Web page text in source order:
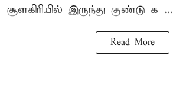
சூளகிரியில் இருந்து குண்டு க ...
Read More